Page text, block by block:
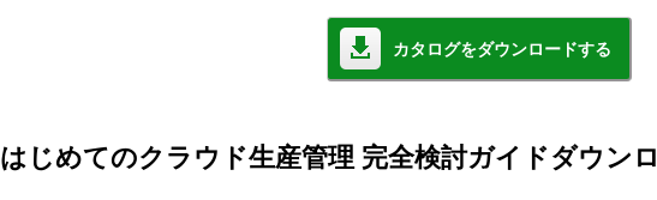
カタログをダウンロードする
はじめてのクラウド生産管理 完全検討ガイドダウン